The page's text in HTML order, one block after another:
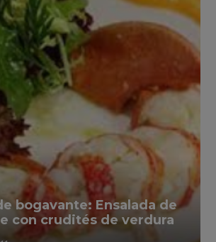
bogavante: Ensalada de
con crudités de verdura